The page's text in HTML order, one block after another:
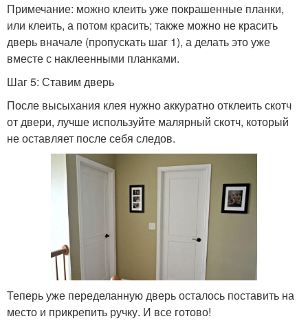
Примечание: можно клеить уже покрашенные планки,
или клеить, а потом красить; также можно не красить
дверь вначале (пропускать шаг 1), а делать это уже
вместе с наклеенными планками.
Шаг 5: Ставим дверь
После высыхания клея нужно аккуратно отклеить скотч
от двери, лучше используйте малярный скотч, который
не оставляет после себя следов.
Теперь уже переделанную дверь осталось поставить на
место и прикрепить ручку. И все готово!